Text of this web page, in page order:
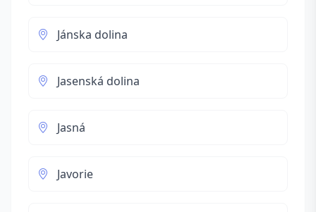
Jánska dolina
Jasenská dolina
Jasná
Javorie